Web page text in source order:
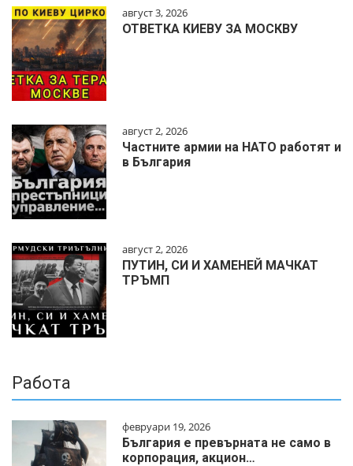
август 3, 2026
ОТВЕТКА КИЕВУ ЗА МОСКВУ
август 2, 2026
Частните армии на НАТО работят и
в България
август 2, 2026
ПУТИН, СИ И ХАМЕНЕЙ МАЧКАТ
ТРЪМП
Работа
февруари 19, 2026
България е превърната не само в
корпорация, акцион…